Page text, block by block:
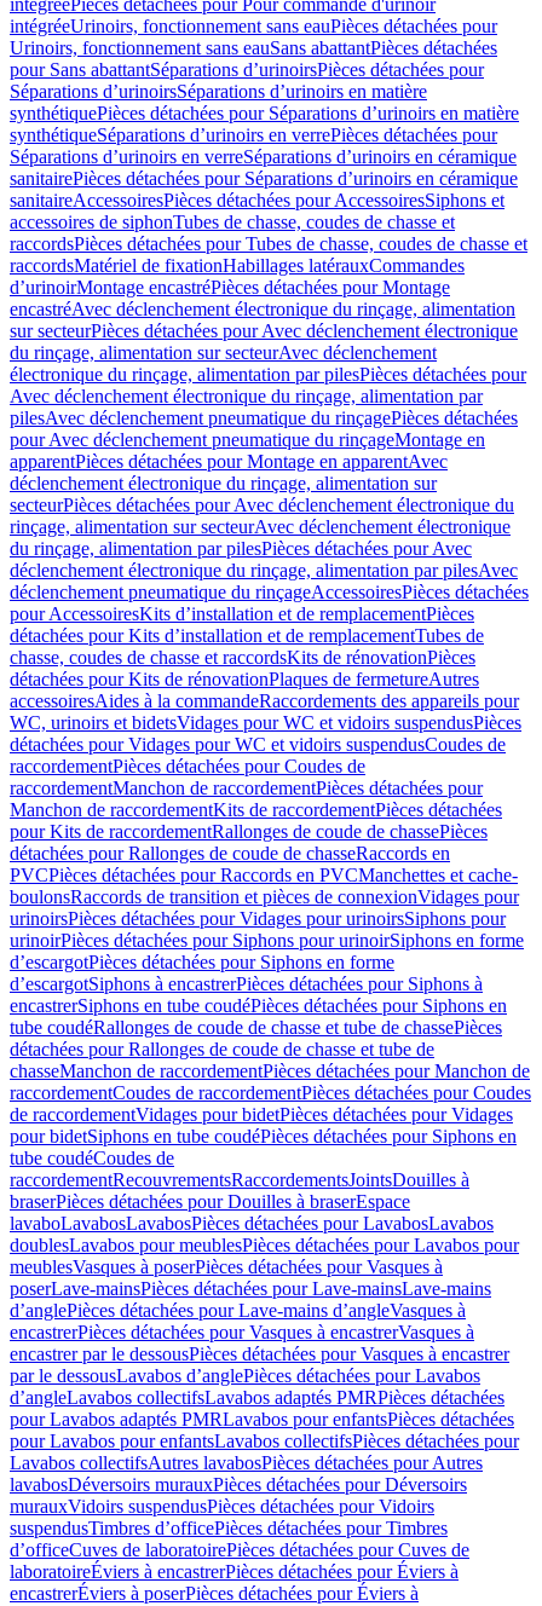
intégréePièces détachées pour Pour commande d'urinoir
intégréeUrinoirs, fonctionnement sans eauPièces détachées pour
Urinoirs, fonctionnement sans eauSans abattantPièces détachées
pour Sans abattantSéparations d’urinoirsPièces détachées pour
Séparations d’urinoirsSéparations d’urinoirs en matière
synthétiquePièces détachées pour Séparations d’urinoirs en matière
synthétiqueSéparations d’urinoirs en verrePièces détachées pour
Séparations d’urinoirs en verreSéparations d’urinoirs en céramique
sanitairePièces détachées pour Séparations d’urinoirs en céramique
sanitaireAccessoiresPièces détachées pour AccessoiresSiphons et
accessoires de siphonTubes de chasse, coudes de chasse et
raccordsPièces détachées pour Tubes de chasse, coudes de chasse et
raccordsMatériel de fixationHabillages latérauxCommandes
dʼurinoirMontage encastréPièces détachées pour Montage
encastréAvec déclenchement électronique du rinçage, alimentation
sur secteurPièces détachées pour Avec déclenchement électronique
du rinçage, alimentation sur secteurAvec déclenchement
électronique du rinçage, alimentation par pilesPièces détachées pour
Avec déclenchement électronique du rinçage, alimentation par
pilesAvec déclenchement pneumatique du rinçagePièces détachées
pour Avec déclenchement pneumatique du rinçageMontage en
apparentPièces détachées pour Montage en apparentAvec
déclenchement électronique du rinçage, alimentation sur
secteurPièces détachées pour Avec déclenchement électronique du
rinçage, alimentation sur secteurAvec déclenchement électronique
du rinçage, alimentation par pilesPièces détachées pour Avec
déclenchement électronique du rinçage, alimentation par pilesAvec
déclenchement pneumatique du rinçageAccessoiresPièces détachées
pour AccessoiresKits d’installation et de remplacementPièces
détachées pour Kits d’installation et de remplacementTubes de
chasse, coudes de chasse et raccordsKits de rénovationPièces
détachées pour Kits de rénovationPlaques de fermetureAutres
accessoiresAides à la commandeRaccordements des appareils pour
WC, urinoirs et bidetsVidages pour WC et vidoirs suspendusPièces
détachées pour Vidages pour WC et vidoirs suspendusCoudes de
raccordementPièces détachées pour Coudes de
raccordementManchon de raccordementPièces détachées pour
Manchon de raccordementKits de raccordementPièces détachées
pour Kits de raccordementRallonges de coude de chassePièces
détachées pour Rallonges de coude de chasseRaccords en
PVCPièces détachées pour Raccords en PVCManchettes et cache-
boulonsRaccords de transition et pièces de connexionVidages pour
urinoirsPièces détachées pour Vidages pour urinoirsSiphons pour
urinoirPièces détachées pour Siphons pour urinoirSiphons en forme
d’escargotPièces détachées pour Siphons en forme
d’escargotSiphons à encastrerPièces détachées pour Siphons à
encastrerSiphons en tube coudéPièces détachées pour Siphons en
tube coudéRallonges de coude de chasse et tube de chassePièces
détachées pour Rallonges de coude de chasse et tube de
chasseManchon de raccordementPièces détachées pour Manchon de
raccordementCoudes de raccordementPièces détachées pour Coudes
de raccordementVidages pour bidetPièces détachées pour Vidages
pour bidetSiphons en tube coudéPièces détachées pour Siphons en
tube coudéCoudes de
raccordementRecouvrementsRaccordementsJointsDouilles à
braserPièces détachées pour Douilles à braserEspace
lavaboLavabosLavabosPièces détachées pour LavabosLavabos
doublesLavabos pour meublesPièces détachées pour Lavabos pour
meublesVasques à poserPièces détachées pour Vasques à
poserLave-mainsPièces détachées pour Lave-mainsLave-mains
d’anglePièces détachées pour Lave-mains d’angleVasques à
encastrerPièces détachées pour Vasques à encastrerVasques à
encastrer par le dessousPièces détachées pour Vasques à encastrer
par le dessousLavabos d’anglePièces détachées pour Lavabos
d’angleLavabos collectifsLavabos adaptés PMRPièces détachées
pour Lavabos adaptés PMRLavabos pour enfantsPièces détachées
pour Lavabos pour enfantsLavabos collectifsPièces détachées pour
Lavabos collectifsAutres lavabosPièces détachées pour Autres
lavabosDéversoirs murauxPièces détachées pour Déversoirs
murauxVidoirs suspendusPièces détachées pour Vidoirs
suspendusTimbres dʼofficePièces détachées pour Timbres
dʼofficeCuves de laboratoirePièces détachées pour Cuves de
laboratoireÉviers à encastrerPièces détachées pour Éviers à
encastrerÉviers à poserPièces détachées pour Éviers à